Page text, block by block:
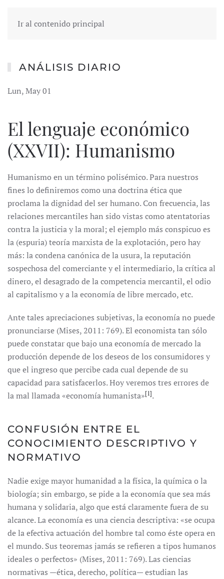
Ir al contenido principal
ANÁLISIS DIARIO
Lun, May 01
El lenguaje económico
(XXVII): Humanismo
Humanismo en un término polisémico. Para nuestros
fines lo definiremos como una doctrina ética que
proclama la dignidad del ser humano. Con frecuencia, las
relaciones mercantiles han sido vistas como atentatorias
contra la justicia y la moral; el ejemplo más conspicuo es
la (espuria) teoría marxista de la explotación, pero hay
más: la condena canónica de la usura, la reputación
sospechosa del comerciante y el intermediario, la crítica al
dinero, el desagrado de la competencia mercantil, el odio
al capitalismo y a la economía de libre mercado, etc.
Ante tales apreciaciones subjetivas, la economía no puede
pronunciarse (Mises, 2011: 769). El economista tan sólo
puede constatar que bajo una economía de mercado la
producción depende de los deseos de los consumidores y
que el ingreso que percibe cada cual depende de su
capacidad para satisfacerlos. Hoy veremos tres errores de
la mal llamada «economía humanista»[1].
CONFUSIÓN ENTRE EL
CONOCIMIENTO DESCRIPTIVO Y
NORMATIVO
Nadie exige mayor humanidad a la física, la química o la
biología; sin embargo, se pide a la economía que sea más
humana y solidaria, algo que está claramente fuera de su
alcance. La economía es una ciencia descriptiva: «se ocupa
de la efectiva actuación del hombre tal como éste opera en
el mundo. Sus teoremas jamás se refieren a tipos humanos
ideales o perfectos» (Mises, 2011: 769). Las ciencias
normativas —ética, derecho, política— estudian las